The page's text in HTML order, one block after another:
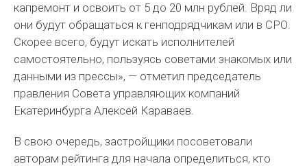
капремонт и освоить от 5 до 20 млн рублей. Вряд ли
они будут обращаться к генподрядчикам или в СРО.
Скорее всего, будут искать исполнителей
самостоятельно, пользуясь советами знакомых или
данными из прессы», — отметил председатель
правления Совета управляющих компаний
Екатеринбурга Алексей Караваев.
В свою очередь, застройщики посоветовали
авторам рейтинга для начала определиться, кто